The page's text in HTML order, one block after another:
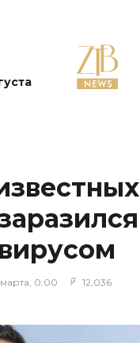
марта, 0:00 12,036